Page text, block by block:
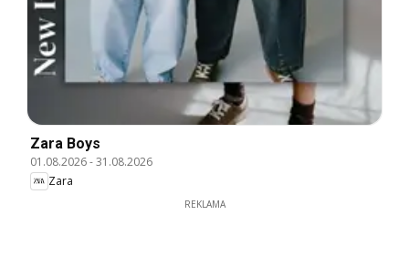
Zara Boys
01.08.2026-31.08.2026
Zara
REKLAMA